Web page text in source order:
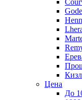
Цена
До